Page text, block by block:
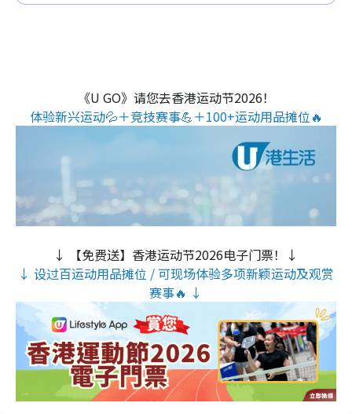
《U GO》请您去香港运动节2026！
体验新兴运动💦＋竞技赛事💪＋100+运动用品摊位🔥
↓ 【免费送】香港运动节2026电子门票！↓
↓ 设过百运动用品摊位 / 可现场体验多项新颖运动及观赏
赛事🔥 ↓